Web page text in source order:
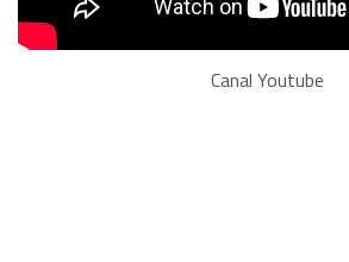
Canal Youtube